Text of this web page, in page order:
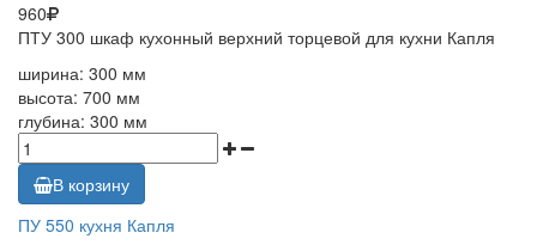
960
ПТУ 300 шкаф кухонный верхний торцевой для кухни Капля
ширина: 300 мм
высота: 700 мм
глубина: 300 мм
В корзину
ПУ 550 кухня Капля